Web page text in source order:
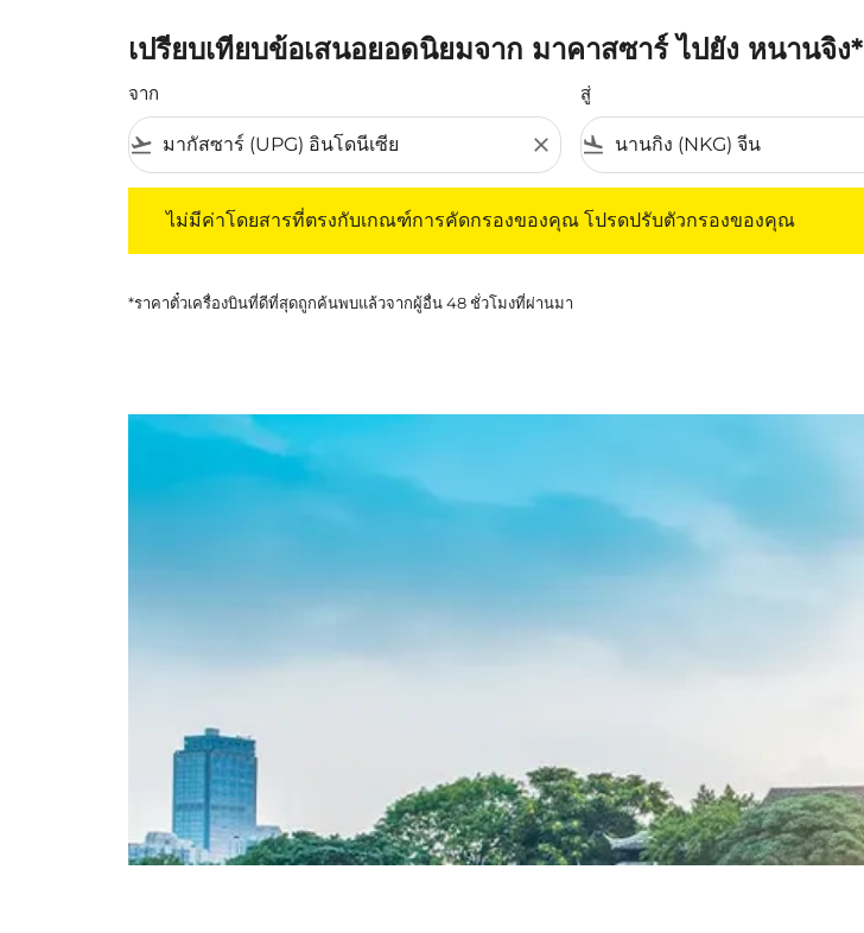
เปรียบเทียบข้อเสนอยอดนิยมจาก มาคาสซาร์ ไปยัง หนานจิง*
จาก
flight_takeoff close
สู่
flight_land
ไม่มีค่าโดยสารที่ตรงกับเกณฑ์การคัดกรองของคุณ โปรดปรับตัวกรองของคุณ
*ราคาตั๋วเครื่องบินที่ดีที่สุดถูกค้นพบแล้วจากผู้อื่น 48 ชั่วโมงที่ผ่านมา